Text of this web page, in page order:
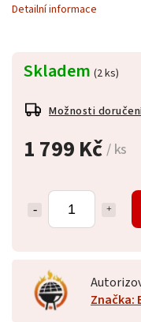
1 799 Kč/ ks
Skladem (2 ks)
Možnosti
Detailní informace
Značka: